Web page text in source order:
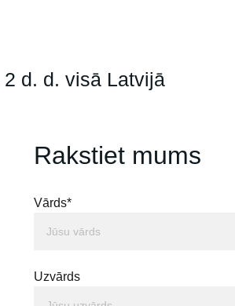
Rakstiet mums
Vārds*
Uzvārds
d. d. visā Latvijā